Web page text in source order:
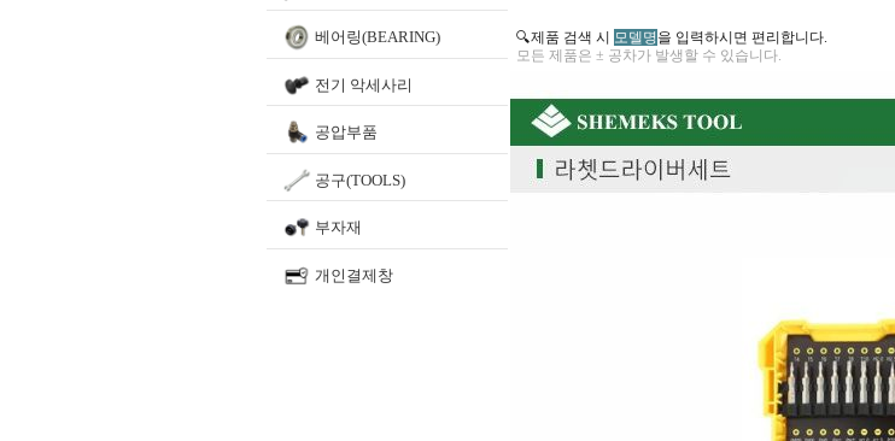
베어링(BEARING)
전기 악세사리
공압부품
공구(TOOLS)
부자재
개인결제창
🔍제품 검색 시 모델명을 입력하시면 편리합니다.
모든 제품은 ± 공차가 발생할 수 있습니다.